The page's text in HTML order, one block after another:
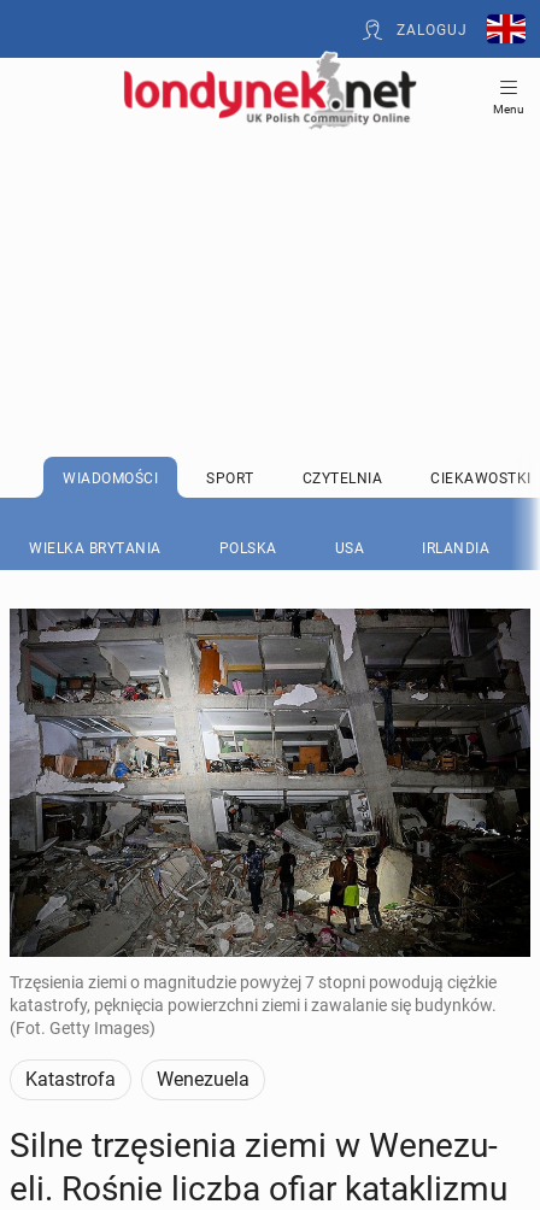
ZALOGUJ
Menu
WIADOMOŚCI SPORT CZYTELNIA CIEKAWOSTKI
WIELKA BRYTANIA POLSKA USA IRLANDIA
Trzęsienia ziemi o magnitudzie powyżej 7 stopni powodują ciężkie
katastrofy, pęknięcia powierzchni ziemi i zawalanie się budynków.
(Fot. Getty Images)
Katastrofa Wenezuela
Silne trzę­sie­nia ziemi w We­ne­zu­
eli. Rośnie liczba ofiar ka­ta­kli­zmu